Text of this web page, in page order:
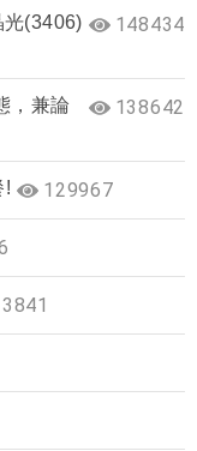
(3406)
148434
，兼論
138642
! 129967